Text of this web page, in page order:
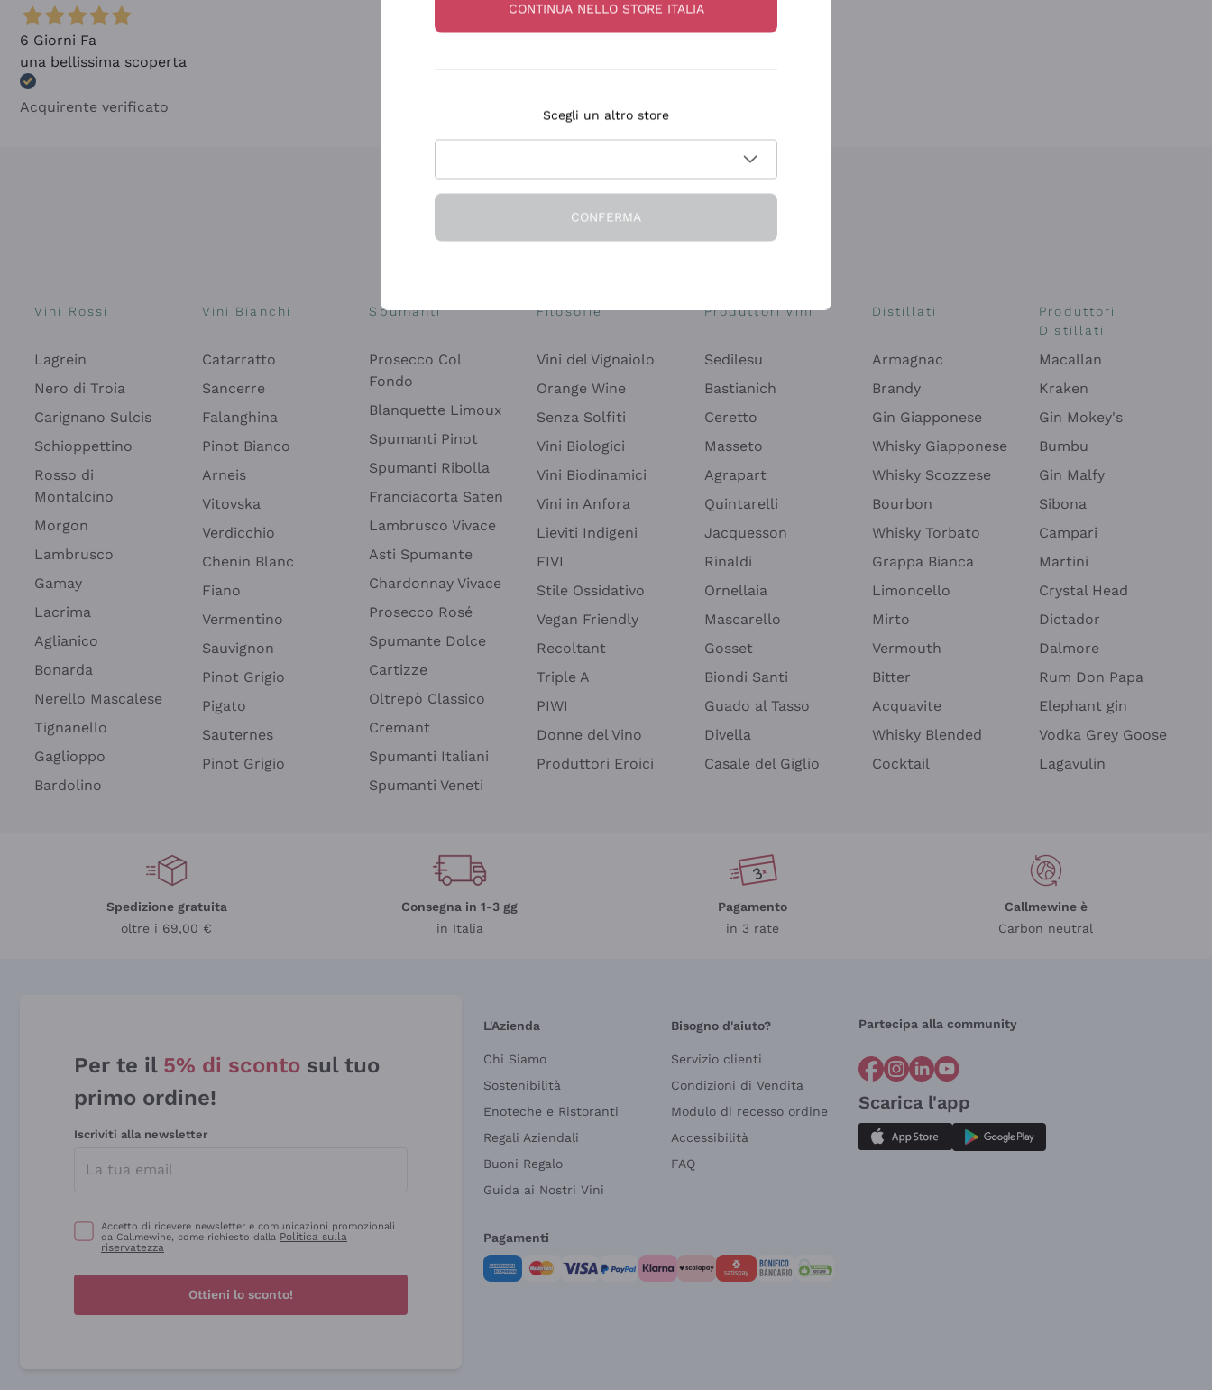
6 Giorni Fa
una bellissima scoperta
Acquirente verificato
Esplora il catalogo
Vini Rossi
Lagrein
Nero di Troia
Carignano Sulcis
Schioppettino
Rosso di
Montalcino
Morgon
Lambrusco
Gamay
Lacrima
Aglianico
Bonarda
Nerello Mascalese
Tignanello
Gaglioppo
Bardolino
Vini Bianchi
Catarratto
Sancerre
Falanghina
Pinot Bianco
Arneis
Vitovska
Verdicchio
Chenin Blanc
Fiano
Vermentino
Sauvignon
Pinot Grigio
Pigato
Sauternes
Pinot Grigio
Spumanti
Prosecco Col
Fondo
Blanquette Limoux
Spumanti Pinot
Spumanti Ribolla
Franciacorta Saten
Lambrusco Vivace
Asti Spumante
Chardonnay Vivace
Prosecco Rosé
Spumante Dolce
Cartizze
Oltrepò Classico
Cremant
Spumanti Italiani
Spumanti Veneti
Filosofie
Vini del Vignaiolo
Orange Wine
Senza Solfiti
Vini Biologici
Vini Biodinamici
Vini in Anfora
Lieviti Indigeni
FIVI
Stile Ossidativo
Vegan Friendly
Recoltant
Triple A
PIWI
Donne del Vino
Produttori Eroici
Produttori Vini
Sedilesu
Bastianich
Ceretto
Masseto
Agrapart
Quintarelli
Jacquesson
Rinaldi
Ornellaia
Mascarello
Gosset
Biondi Santi
Guado al Tasso
Divella
Casale del Giglio
Distillati
Armagnac
Brandy
Gin Giapponese
Whisky Giapponese
Whisky Scozzese
Bourbon
Whisky Torbato
Grappa Bianca
Limoncello
Mirto
Vermouth
Bitter
Acquavite
Whisky Blended
Cocktail
Produttori
Distillati
Macallan
Kraken
Gin Mokey's
Bumbu
Gin Malfy
Sibona
Campari
Martini
Crystal Head
Dictador
Dalmore
Rum Don Papa
Elephant gin
Vodka Grey Goose
Lagavulin
Spedizione gratuita
oltre i 69,00 €
Consegna in 1-3 gg
in Italia
Pagamento
in 3 rate
Callmewine è
Carbon neutral
Per te il 5% di sconto sul tuo
primo ordine!
Iscriviti alla newsletter
Accetto di ricevere newsletter e comunicazioni promozionali
da Callmewine, come richiesto dalla Politica sulla
riservatezza
Ottieni lo sconto!
L'Azienda
Chi Siamo
Sostenibilità
Enoteche e Ristoranti
Regali Aziendali
Buoni Regalo
Guida ai Nostri Vini
Bisogno d'aiuto?
Servizio clienti
Condizioni di Vendita
Modulo di recesso ordine
Accessibilità
FAQ
Partecipa alla community
Scarica l'app
Pagamenti
CONTINUA NELLO STORE ITALIA
Scegli un altro store
CONFERMA